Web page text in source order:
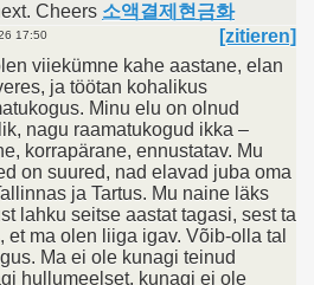
Cheers 소액결제현금화
17:50
[zitieren]
viiekümne kahe aastane, elan
ja töötan kohalikus
Minu elu on olnud
nagu raamatukogud ikka –
korrapärane, ennustatav. Mu
on suured, nad elavad juba oma
ja Tartus. Mu naine läks
lahku seitse aastat tagasi, sest ta
et ma olen liiga igav. Võib-olla tal
Ma ei ole kunagi teinud
hullumeelset, kunagi ei ole